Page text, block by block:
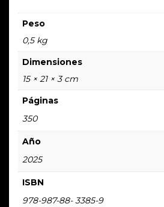
el
jarcor
punk
cantidad
Peso
0,5 kg
Dimensiones
15 × 21 × 3 cm
Páginas
350
Año
2025
ISBN
978-987-88- 3385-9